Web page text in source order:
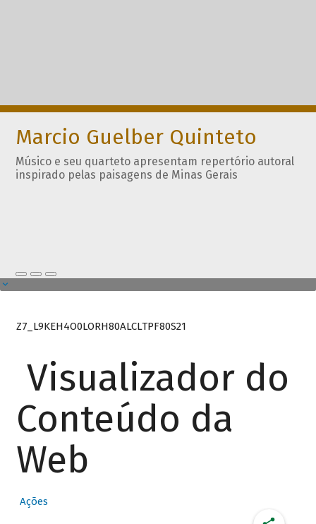
Marcio Guelber Quinteto
Músico e seu quarteto apresentam repertório autoral
inspirado pelas paisagens de Minas Gerais
Z7_L9KEH4O0LORH80ALCLTPF80S21
Visualizador do
Conteúdo da
Web
Ações